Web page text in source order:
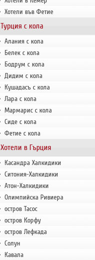
Хотели във Фетие
Турция с кола
Алания с кола
Белек с кола
Бодрум с кола
Дидим с кола
Кушадасъ с кола
Лара с кола
Мармарис с кола
Сиде с кола
Фетие с кола
Хотели в Гърция
Касандра Халкидики
Ситония-Халкидики
Атон-Халкидики
Олимпийска Ривиера
остров Тасос
остров Корфу
остров Лефкада
Солун
Кавала